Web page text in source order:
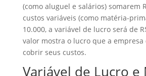
(como aluguel e salários) somarem
custos variáveis (como matéria-
10.000, a variável de lucro será de
valor mostra o lucro que a empresa
cobrir seus custos.
Variável de Lucro e